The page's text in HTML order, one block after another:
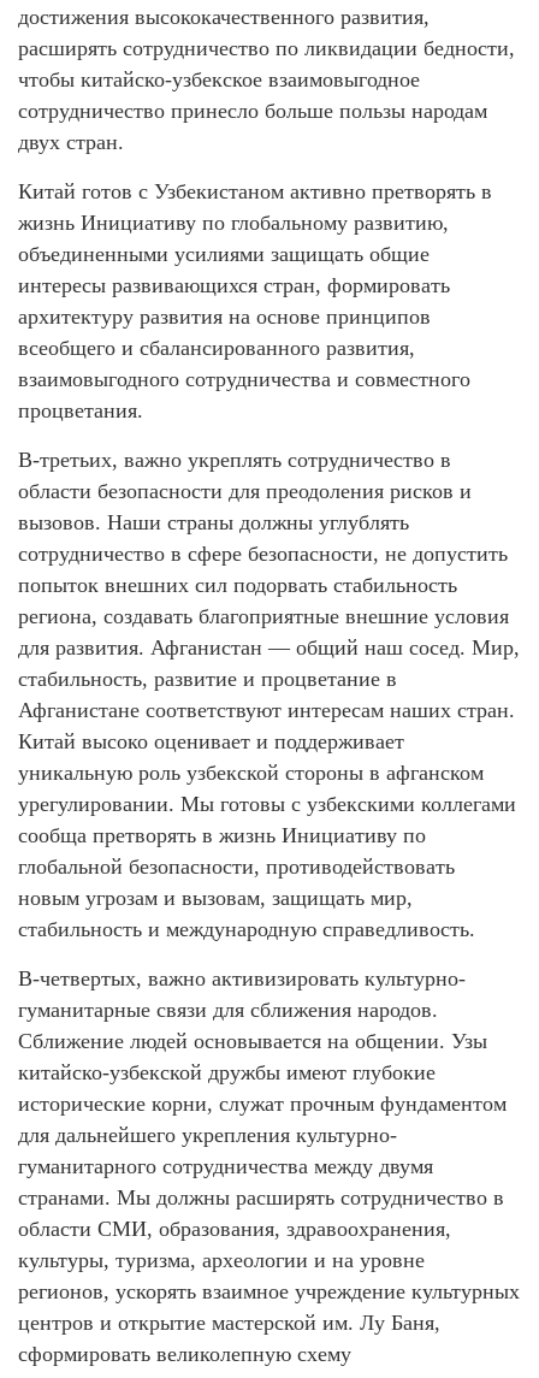
достижения высококачественного развития,
расширять сотрудничество по ликвидации бедности,
чтобы китайско-узбекское взаимовыгодное
сотрудничество принесло больше пользы народам
двух стран.
Китай готов c Узбекистаном активно претворять в
жизнь Инициативу по глобальному развитию,
объединенными усилиями защищать общие
интересы развивающихся стран, формировать
архитектуру развития на основе принципов
всеобщего и сбалансированного развития,
взаимовыгодного сотрудничества и совместного
процветания.
В-третьих, важно укреплять сотрудничество в
области безопасности для преодоления рисков и
вызовов. Наши страны должны углублять
сотрудничество в сфере безопасности, не допустить
попыток внешних сил подорвать стабильность
региона, создавать благоприятные внешние условия
для развития. Афганистан — общий наш сосед. Мир,
стабильность, развитие и процветание в
Афганистане соответствуют интересам наших стран.
Китай высоко оценивает и поддерживает
уникальную роль узбекской стороны в афганском
урегулировании. Мы готовы с узбекскими коллегами
сообща претворять в жизнь Инициативу по
глобальной безопасности, противодействовать
новым угрозам и вызовам, защищать мир,
стабильность и международную справедливость.
В-четвертых, важно активизировать культурно-
гуманитарные связи для сближения народов.
Сближение людей основывается на общении. Узы
китайско-узбекской дружбы имеют глубокие
исторические корни, служат прочным фундаментом
для дальнейшего укрепления культурно-
гуманитарного сотрудничества между двумя
странами. Мы должны расширять сотрудничество в
области СМИ, образования, здравоохранения,
культуры, туризма, археологии и на уровне
регионов, ускорять взаимное учреждение культурных
центров и открытие мастерской им. Лу Баня,
сформировать великолепную схему